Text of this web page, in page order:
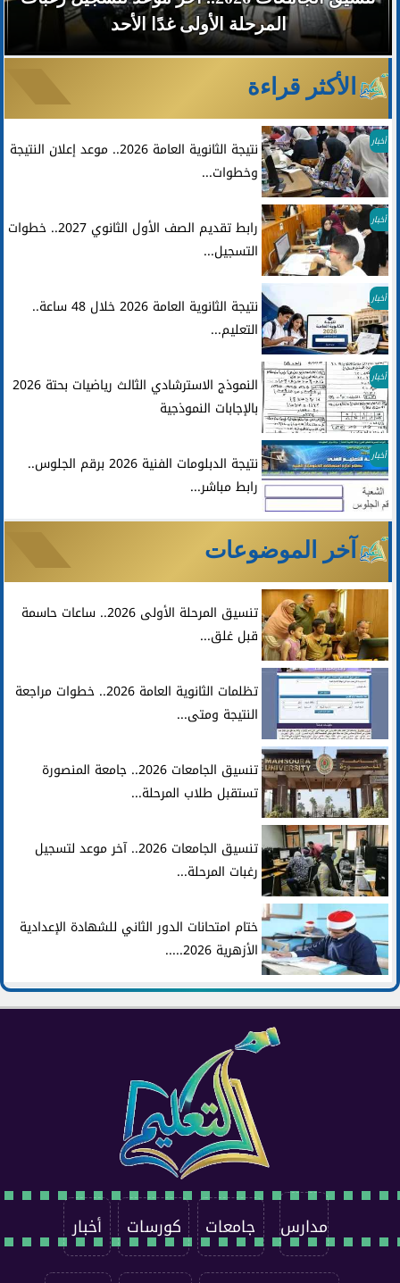
المرحلة الأولى غدًا الأحد
الأكثر قراءة
أخبار
نتيجة الثانوية العامة 2026.. موعد إعلان النتيجة
وخطوات...
أخبار
رابط تقديم الصف الأول الثانوي 2027.. خطوات
التسجيل...
أخبار
نتيجة الثانوية العامة 2026 خلال 48 ساعة..
التعليم...
أخبار
النموذج الاسترشادي الثالث رياضيات بحتة 2026
بالإجابات النموذجية
أخبار
نتيجة الدبلومات الفنية 2026 برقم الجلوس..
رابط مباشر...
آخر الموضوعات
تنسيق المرحلة الأولى 2026.. ساعات حاسمة
قبل غلق...
تظلمات الثانوية العامة 2026.. خطوات مراجعة
النتيجة ومتى...
تنسيق الجامعات 2026.. جامعة المنصورة
تستقبل طلاب المرحلة...
تنسيق الجامعات 2026.. آخر موعد لتسجيل
رغبات المرحلة...
ختام امتحانات الدور الثاني للشهادة الإعدادية
الأزهرية 2026.....
مدارس جامعات كورسات أخبار